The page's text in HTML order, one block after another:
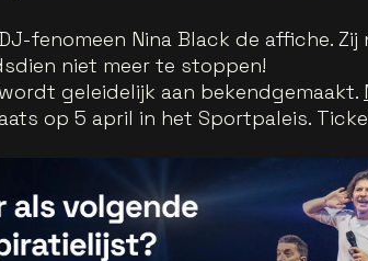
fenomeen Nina Black de affiche. Zij
niet meer te stoppen!
geleidelijk aan bekendgemaakt.
op 5 april in het Sportpaleis.